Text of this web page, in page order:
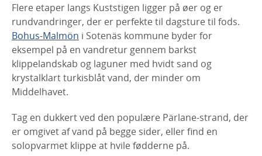
Flere etaper langs Kuststigen ligger på øer og er
rundvandringer, der er perfekte til dagsture til fods.
Bohus-Malmön i Sotenäs kommune byder for
eksempel på en vandretur gennem barkst
klippelandskab og laguner med hvidt sand og
krystalklart turkisblåt vand, der minder om
Middelhavet.
Tag en dukkert ved den populære Pärlane-strand, der
er omgivet af vand på begge sider, eller find en
solopvarmet klippe at hvile fødderne på.